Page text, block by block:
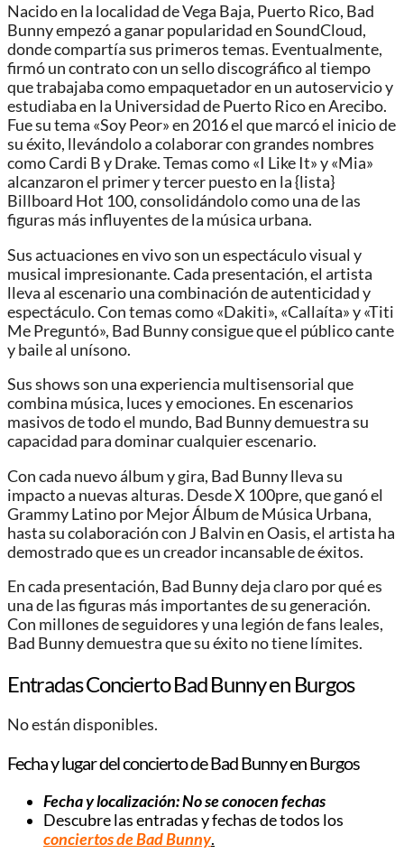
Nacido en la localidad de Vega Baja, Puerto Rico, Bad
Bunny empezó a ganar popularidad en SoundCloud,
donde compartía sus primeros temas. Eventualmente,
firmó un contrato con un sello discográfico al tiempo
que trabajaba como empaquetador en un autoservicio y
estudiaba en la Universidad de Puerto Rico en Arecibo.
Fue su tema «Soy Peor» en 2016 el que marcó el inicio de
su éxito, llevándolo a colaborar con grandes nombres
como Cardi B y Drake. Temas como «I Like It» y «Mia»
alcanzaron el primer y tercer puesto en la {lista}
Billboard Hot 100, consolidándolo como una de las
figuras más influyentes de la música urbana.
Sus actuaciones en vivo son un espectáculo visual y
musical impresionante. Cada presentación, el artista
lleva al escenario una combinación de autenticidad y
espectáculo. Con temas como «Dakiti», «Callaíta» y «Titi
Me Preguntó», Bad Bunny consigue que el público cante
y baile al unísono.
Sus shows son una experiencia multisensorial que
combina música, luces y emociones. En escenarios
masivos de todo el mundo, Bad Bunny demuestra su
capacidad para dominar cualquier escenario.
Con cada nuevo álbum y gira, Bad Bunny lleva su
impacto a nuevas alturas. Desde X 100pre, que ganó el
Grammy Latino por Mejor Álbum de Música Urbana,
hasta su colaboración con J Balvin en Oasis, el artista ha
demostrado que es un creador incansable de éxitos.
En cada presentación, Bad Bunny deja claro por qué es
una de las figuras más importantes de su generación.
Con millones de seguidores y una legión de fans leales,
Bad Bunny demuestra que su éxito no tiene límites.
Entradas Concierto Bad Bunny en Burgos
No están disponibles.
Fecha y lugar del concierto de Bad Bunny en Burgos
Fecha y localización: No se conocen fechas
Descubre las entradas y fechas de todos los
conciertos de Bad Bunny.